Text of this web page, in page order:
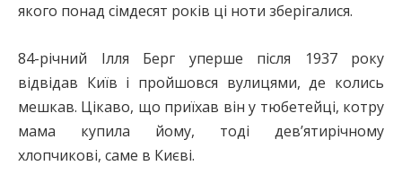
якого понад сімдесят років ці ноти зберігалися.
84-річний Ілля Берг уперше після 1937 року
відвідав Київ і пройшовся вулицями, де колись
мешкав. Цікаво, що приїхав він у тюбетейці, котру
мама купила йому, тоді дев’ятирічному
хлопчикові, саме в Києві.